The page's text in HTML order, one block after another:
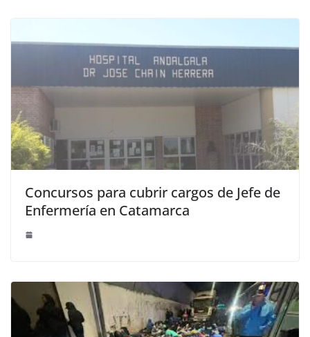
Concursos para cubrir cargos de Jefe de
Enfermería en Catamarca